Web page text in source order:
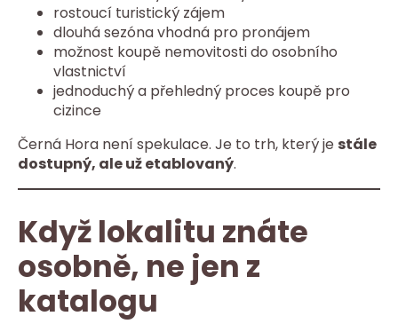
rostoucí turistický zájem
dlouhá sezóna vhodná pro pronájem
možnost koupě nemovitosti do osobního
vlastnictví
jednoduchý a přehledný proces koupě pro
cizince
Černá Hora není spekulace. Je to trh, který je stále
dostupný, ale už etablovaný.
Když lokalitu znáte
osobně, ne jen z
katalogu